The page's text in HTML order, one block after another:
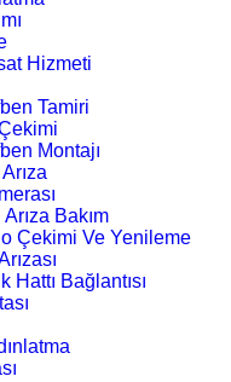
Hizmeti
Tamiri
Montajı
Bakım
Çekimi Ve Yenileme
Bağlantısı